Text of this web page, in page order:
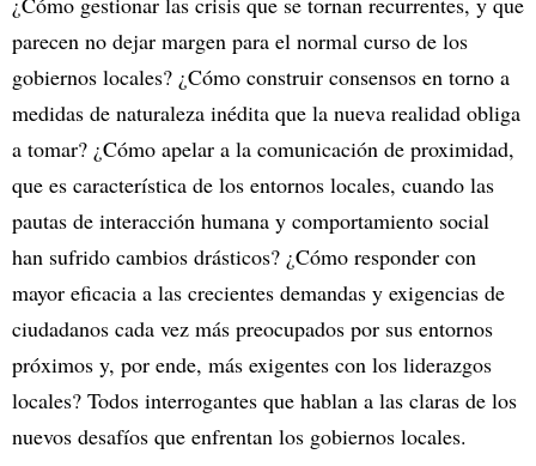
parecen no dejar margen para el normal curso de los
gobiernos locales? ¿Cómo construir consensos en torno a
medidas de naturaleza inédita que la nueva realidad obliga
a tomar? ¿Cómo apelar a la comunicación de proximidad,
que es característica de los entornos locales, cuando las
pautas de interacción humana y comportamiento social
han sufrido cambios drásticos? ¿Cómo responder con
mayor eficacia a las crecientes demandas y exigencias de
ciudadanos cada vez más preocupados por sus entornos
próximos y, por ende, más exigentes con los liderazgos
locales? Todos interrogantes que hablan a las claras de los
nuevos desafíos que enfrentan los gobiernos locales.